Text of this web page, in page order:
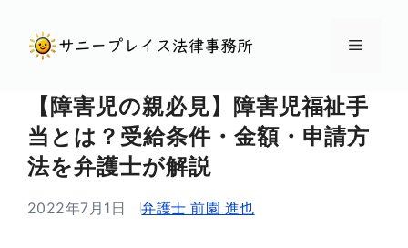
メ
ニ
【障害児の親必見】障害児福祉手
当とは？受給条件・金額・申請方
法を弁護士が解説
2022年7月1日 弁護士 前園 進也